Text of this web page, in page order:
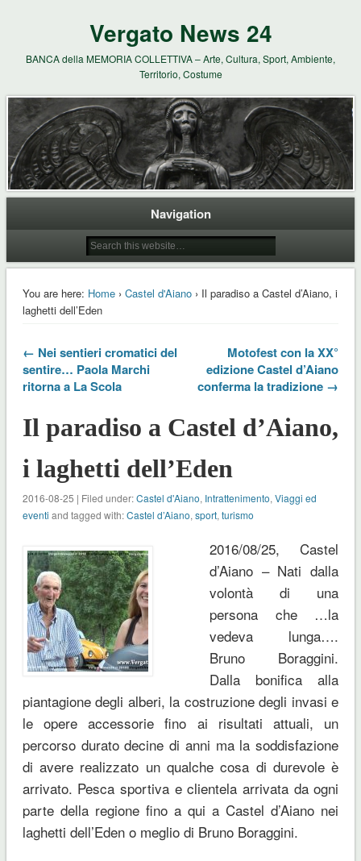
Vergato News 24
BANCA della MEMORIA COLLETTIVA – Arte, Cultura, Sport, Ambiente,
Territorio, Costume
Navigation
You are here: Home› Castel d'Aiano› Il paradiso a Castel d’Aiano, i
laghetti dell’Eden
← Nei sentieri cromatici del
sentire… Paola Marchi
ritorna a La Scola
Motofest con la XX°
edizione Castel d’Aiano
conferma la tradizione →
Il paradiso a Castel d’Aiano,
i laghetti dell’Eden
2016-08-25 | Filed under:Castel d'Aiano, Intrattenimento, Viaggi ed
eventi and tagged with:Castel d’Aiano, sport, turismo
2016/08/25, Castel
d’Aiano – Nati dalla
volontà di una
persona che …la
vedeva lunga….
Bruno Boraggini.
Dalla bonifica alla
piantagione degli alberi, la costruzione degli invasi e
le opere accessorie fino ai risultati attuali, un
percorso durato decine di anni ma la soddisfazione
di avere realizzato un qualche cosa di durevole è
arrivato. Pesca sportiva e clientela arrivata da ogni
parte della regione fino a qui a Castel d’Aiano nei
laghetti dell’Eden o meglio di Bruno Boraggini.